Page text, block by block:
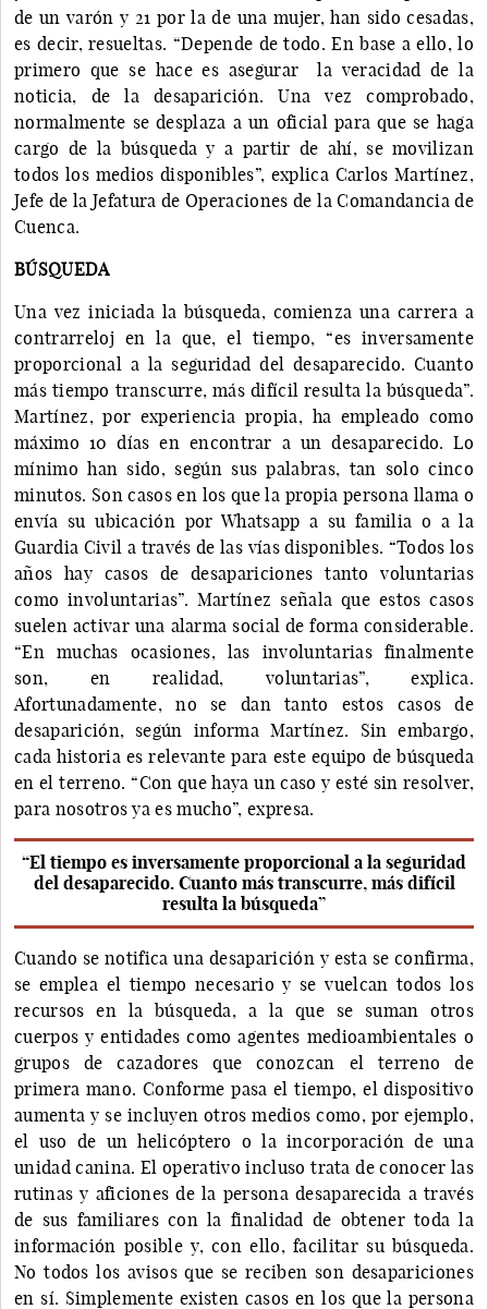
de un varón y 21 por la de una mujer, han sido cesadas,
es decir, resueltas. “Depende de todo. En base a ello, lo
primero que se hace es asegurar la veracidad de la
noticia, de la desaparición. Una vez comprobado,
normalmente se desplaza a un oficial para que se haga
cargo de la búsqueda y a partir de ahí, se movilizan
todos los medios disponibles”, explica Carlos Martínez,
Jefe de la Jefatura de Operaciones de la Comandancia de
Cuenca.
BÚSQUEDA
Una vez iniciada la búsqueda, comienza una carrera a
contrarreloj en la que, el tiempo, “es inversamente
proporcional a la seguridad del desaparecido. Cuanto
más tiempo transcurre, más difícil resulta la búsqueda”.
Martínez, por experiencia propia, ha empleado como
máximo 10 días en encontrar a un desaparecido. Lo
mínimo han sido, según sus palabras, tan solo cinco
minutos. Son casos en los que la propia persona llama o
envía su ubicación por Whatsapp a su familia o a la
Guardia Civil a través de las vías disponibles. “Todos los
años hay casos de desapariciones tanto voluntarias
como involuntarias”. Martínez señala que estos casos
suelen activar una alarma social de forma considerable.
“En muchas ocasiones, las involuntarias finalmente
son, en realidad, voluntarias”, explica.
Afortunadamente, no se dan tanto estos casos de
desaparición, según informa Martínez. Sin embargo,
cada historia es relevante para este equipo de búsqueda
en el terreno. “Con que haya un caso y esté sin resolver,
para nosotros ya es mucho”, expresa.
“El tiempo es inversamente proporcional a la seguridad
del desaparecido. Cuanto más transcurre, más difícil
resulta la búsqueda”
Cuando se notifica una desaparición y esta se confirma,
se emplea el tiempo necesario y se vuelcan todos los
recursos en la búsqueda, a la que se suman otros
cuerpos y entidades como agentes medioambientales o
grupos de cazadores que conozcan el terreno de
primera mano. Conforme pasa el tiempo, el dispositivo
aumenta y se incluyen otros medios como, por ejemplo,
el uso de un helicóptero o la incorporación de una
unidad canina. El operativo incluso trata de conocer las
rutinas y aficiones de la persona desaparecida a través
de sus familiares con la finalidad de obtener toda la
información posible y, con ello, facilitar su búsqueda.
No todos los avisos que se reciben son desapariciones
en sí. Simplemente existen casos en los que la persona